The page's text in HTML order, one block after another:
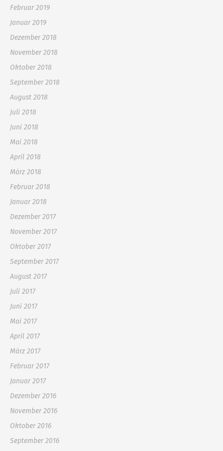
Februar 2019
Januar 2019
Dezember 2018
November 2018
Oktober 2018
September 2018
August 2018
Juli 2018
Juni 2018
Mai 2018
April 2018
März 2018
Februar 2018
Januar 2018
Dezember 2017
November 2017
Oktober 2017
September 2017
August 2017
Juli 2017
Juni 2017
Mai 2017
April 2017
März 2017
Februar 2017
Januar 2017
Dezember 2016
November 2016
Oktober 2016
September 2016